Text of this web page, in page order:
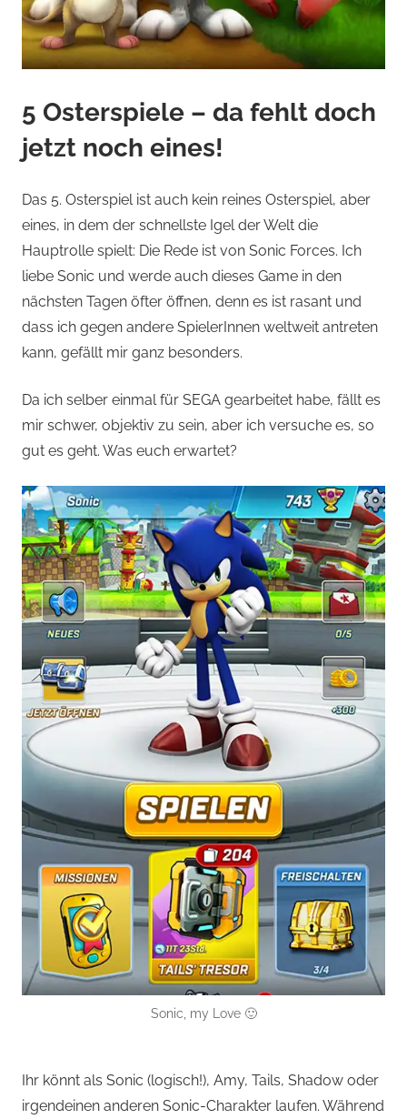
5 Osterspiele – da fehlt doch
jetzt noch eines!
Das 5. Osterspiel ist auch kein reines Osterspiel, aber
eines, in dem der schnellste Igel der Welt die
Hauptrolle spielt: Die Rede ist von Sonic Forces. Ich
liebe Sonic und werde auch dieses Game in den
nächsten Tagen öfter öffnen, denn es ist rasant und
dass ich gegen andere SpielerInnen weltweit antreten
kann, gefällt mir ganz besonders.
Da ich selber einmal für SEGA gearbeitet habe, fällt es
mir schwer, objektiv zu sein, aber ich versuche es, so
gut es geht. Was euch erwartet?
Sonic, my Love 🙂
Ihr könnt als Sonic (logisch!), Amy, Tails, Shadow oder
irgendeinen anderen Sonic-Charakter laufen. Während